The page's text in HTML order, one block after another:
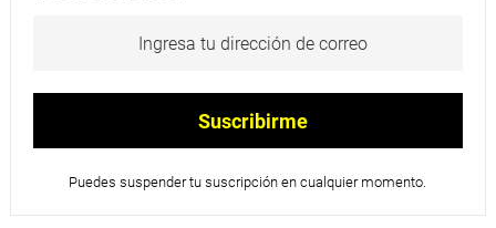
Puedes suspender tu suscripción en cualquier momento.